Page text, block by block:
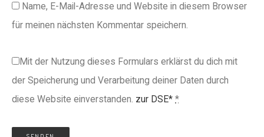
Name, E-Mail-Adresse und Website in diesem Browser
für meinen nächsten Kommentar speichern.
Mit der Nutzung dieses Formulars erklärst du dich mit
der Speicherung und Verarbeitung deiner Daten durch
diese Website einverstanden. zur DSE* *